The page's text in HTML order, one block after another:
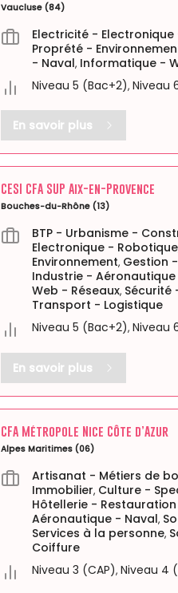
Vaucluse (84)
Electricité -
Proprété -
- Naval, Informatique -
Niveau 5 (Bac+2), Niveau
En savoir plus
CESI CFA SUP Aix-en-Provence
Bouches-du-Rhône (13)
BTP - Urbanisme -
Electronique - Robotique
Environnement, Gestion
Industrie -
Web - Réseaux, Sécurité
Transport - Logistique
Niveau 5 (Bac+2), Niveau
En savoir plus
CFA Métropole Nice Côte d’Azur
Alpes Maritimes (06)
Artisanat - Métiers de
Immobilier, Culture -
Hôtellerie -
Aéronautique - Naval,
Services à la personne,
Coiffure
Niveau 3 (CAP), Niveau 4